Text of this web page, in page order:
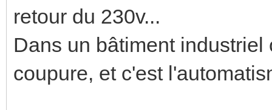
retour du 230v...
Dans un bâtiment
coupure, et c'est